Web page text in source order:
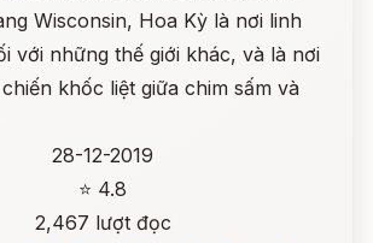
Wisconsin, Hoa Kỳ là nơi linh
với những thế giới khác, và là nơi
khốc liệt giữa chim sấm và
28-12-2019
⭐ 4.8
2,467 lượt đọc